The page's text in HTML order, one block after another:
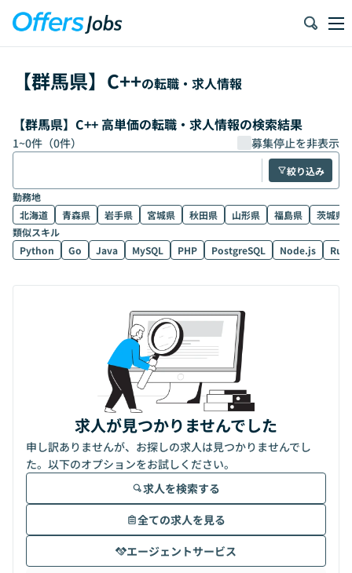
【群馬県】 C++の転職・求人情報
【群馬県】C++ 高単価の転職・求人情報の検索結果
1~0件（0件） 募集停止を非表示
絞り込み
勤務地
北海道
青森県 岩手県 宮城県 秋田県 山形県 福島県
茨城県
類似スキル
Python
Go Java MySQL PHP PostgreSQL Node.js
求人が見つかりませんでした
申し訳ありませんが、お探しの求人は見つかりませんでし
た。以下のオプションをお試しください。
求人を検索する
全ての求人を見る
エージェントサービス